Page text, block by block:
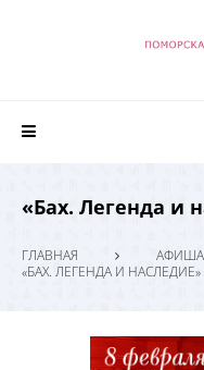
«Бах. Легенда и
ГЛАВНАЯ
«БАХ. ЛЕГЕНДА И НАСЛЕДИЕ»